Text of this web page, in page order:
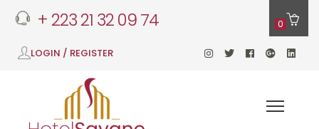
+ 223 21 32 09 74 0
LOGIN / REGISTER